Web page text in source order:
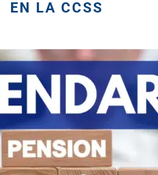
EN LA CCSS